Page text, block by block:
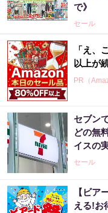
で》
セール
「え、
以上が
PR（
セブン
どの無
イスの
セール
【ビア
える!お